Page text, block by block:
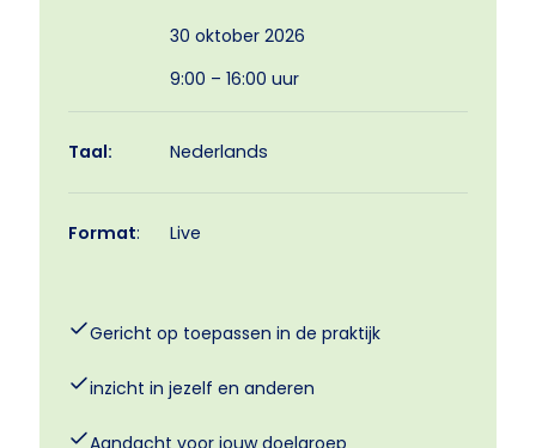
30 oktober 2026
9:00 – 16:00 uur
Taal: Nederlands
Format: Live
Gericht op toepassen in de praktijk
inzicht in jezelf en anderen
Aandacht voor jouw doelgroep